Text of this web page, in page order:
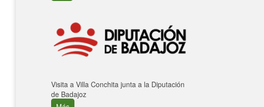
Visita a Villa Conchita junta a la Diputación
de Badajoz